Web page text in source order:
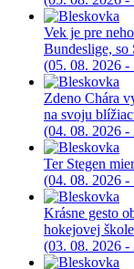
Vek je pre
Bundeslige, so
(05. 08. 2026 -
Zdeno Chára
na svoju
(04. 08. 2026 -
Ter Stegen
(04. 08. 2026 -
Krásne gesto
hokejovej
(03. 08. 2026 -